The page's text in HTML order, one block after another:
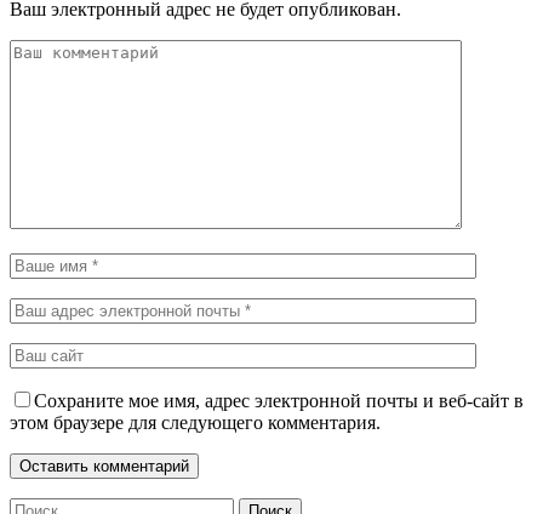
Ваш электронный адрес не будет опубликован.
Сохраните мое имя, адрес электронной почты и веб-сайт в
этом браузере для следующего комментария.